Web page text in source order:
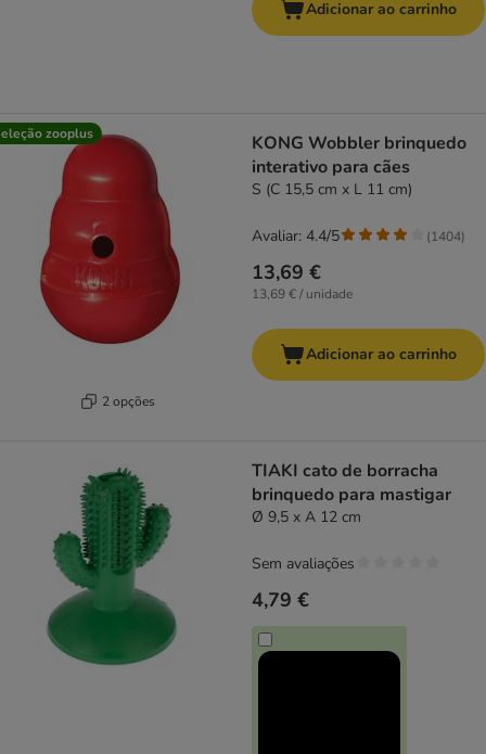
Adicionar ao carrinho
zooplus
2 opções
KONG Wobbler brinquedo
interativo para cães
S (C 15,5 cm x L 11 cm)
13,69 €
13,69 € / unidade
Avaliar: 4.4/5 (1404)
Adicionar ao carrinho
TIAKI cato de borracha
brinquedo para mastigar
Ø 9,5 x A 12 cm
4,79 €
Sem avaliações